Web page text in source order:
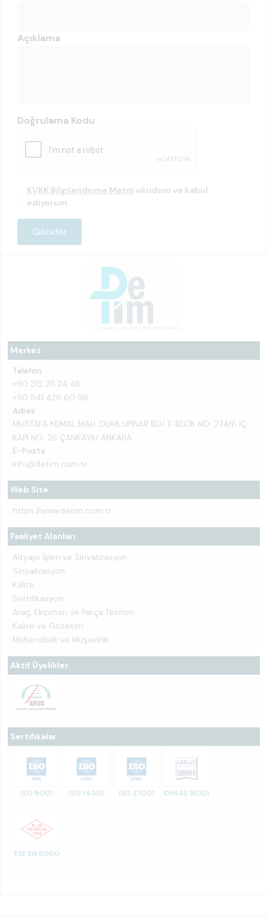
Merkez
Telefon
+90 312 211 24 46
+90 541 426 60 96
Adres
MUSTAFA KEMAL MAH. DUMLUPINAR BLV. E BLOK NO: 274/6 İÇ
KAPI NO: 26 ÇANKAYA/ ANKARA
E-Posta
info@detim.com.tr
Web Site
https://www.detim.com.tr
Faaliyet Alanları
Altyapı İşleri ve Sinyalizasyon
Sinyalizasyon
Kalite
Sertifikasyon
Araç, Ekipman ve Parça Testleri
Kalite ve Gözetim
Mühendislik ve Müşavirlik
Aktif Üyelikler
Sertifikalar
ISO 9001 ISO 14001 ISO 27001 OHSAS 18001
TSE EN 9000
Açıklama
Doğrulama Kodu
KVKK Bilgilendirme Metni okudum ve kabul
ediyorum.